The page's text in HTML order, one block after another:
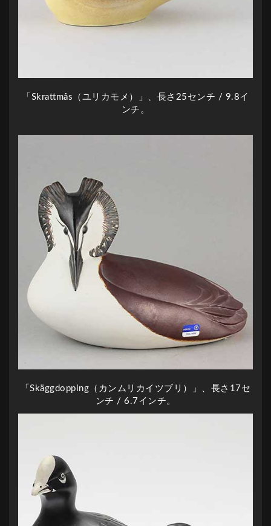
「Skrattmås（ユリカモメ）」、長さ25センチ / 9.8イ
ンチ。
「Skäggdopping（カンムリカイツブリ）」、長さ17セ
ンチ / 6.7インチ。